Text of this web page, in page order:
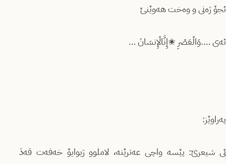
ئجۆ ژەنی و وەخت هەوێنێ
ئەی ….وَالْعَصْرِ ✬إِنَّالْإِنسَانَ …
پەراوێز:
ئی شیعرێ: پێسه واچی عەترێنە، لاملوو ژیوایۆ خەفەت قەڎ